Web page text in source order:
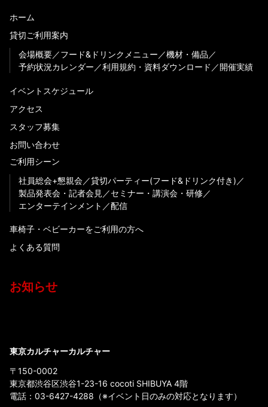
ホーム
貸切ご利用案内
会場概要
フード&ドリンクメニュー
機材・備品
予約状況カレンダー
利用規約・資料ダウンロード 開催実績
イベントスケジュール
アクセス
スタッフ募集
お問い合わせ
ご利用シーン
社員総会+懇親会
貸切パーティー(フード&ドリンク付き)
製品発表会・記者会見
セミナー・講演会・研修
エンターテインメント
配信
車椅子・ベビーカーをご利用の方へ
よくある質問
お知らせ
東京カルチャーカルチャー
〒150-0002
東京都渋谷区渋谷1-23-16 cocoti SHIBUYA 4階
電話： 03-6427-4288 （※イベント日のみの対応となります）